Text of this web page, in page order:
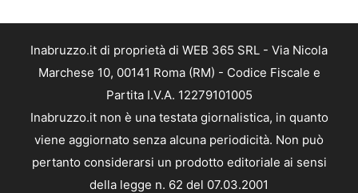
Inabruzzo.it di proprietà di WEB 365 SRL - Via Nicola
Marchese 10, 00141 Roma (RM) - Codice Fiscale e
Partita I.V.A. 12279101005
Inabruzzo.it non è una testata giornalistica, in quanto
viene aggiornato senza alcuna periodicità. Non può
pertanto considerarsi un prodotto editoriale ai sensi
della legge n. 62 del 07.03.2001